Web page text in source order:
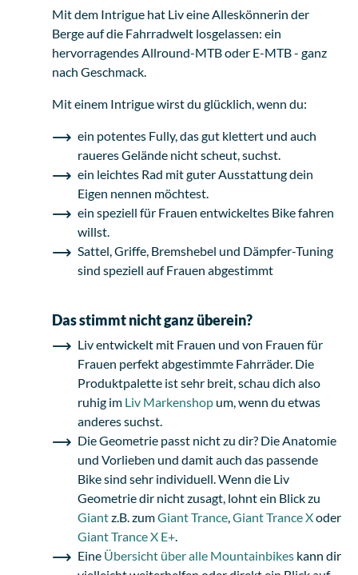
Mit dem Intrigue hat Liv eine Alleskönnerin der
Berge auf die Fahrradwelt losgelassen: ein
hervorragendes Allround-MTB oder E-MTB - ganz
nach Geschmack.
Mit einem Intrigue wirst du glücklich, wenn du:
ein potentes Fully, das gut klettert und auch
raueres Gelände nicht scheut, suchst.
ein leichtes Rad mit guter Ausstattung dein
Eigen nennen möchtest.
ein speziell für Frauen entwickeltes Bike fahren
willst.
Sattel, Griffe, Bremshebel und Dämpfer-Tuning
sind speziell auf Frauen abgestimmt
Das stimmt nicht ganz überein?
Liv entwickelt mit Frauen und von Frauen für
Frauen perfekt abgestimmte Fahrräder. Die
Produktpalette ist sehr breit, schau dich also
ruhig im Liv Markenshop um, wenn du etwas
anderes suchst.
Die Geometrie passt nicht zu dir? Die Anatomie
und Vorlieben und damit auch das passende
Bike sind sehr individuell. Wenn die Liv
Geometrie dir nicht zusagt, lohnt ein Blick zu
Giantz.B. zumGiant Trance,Giant Trance Xoder
Giant Trance X E+.
Eine Übersicht über alle Mountainbikes kann dir